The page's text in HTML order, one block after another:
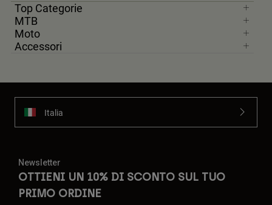
Top Categorie
MTB
Moto
Accessori
Italia
Newsletter
OTTIENI UN 10% DI SCONTO SUL TUO
PRIMO ORDINE